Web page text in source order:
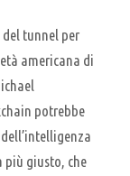
tunnel per
americana di
potrebbe
più giusto, che